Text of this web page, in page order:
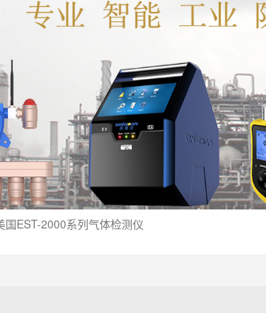
国EST-2000系列气体检测仪